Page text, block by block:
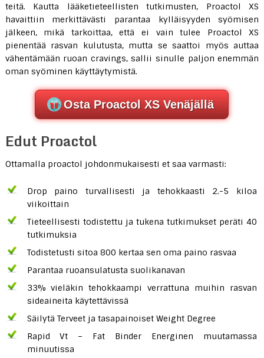
teitä. Kautta lääketieteellisten tutkimusten, Proactol XS
havaittiin merkittävästi parantaa kylläisyyden syömisen
jälkeen, mikä tarkoittaa, että ei vain tulee Proactol XS
pienentää rasvan kulutusta, mutta se saattoi myös auttaa
vähentämään ruoan cravings, sallii sinulle paljon enemmän
oman syöminen käyttäytymistä.
Osta Proactol XS Venäjällä
Edut Proactol
Ottamalla proactol johdonmukaisesti et saa varmasti:
Drop paino turvallisesti ja tehokkaasti 2.-5 kiloa
viikoittain
Tieteellisesti todistettu ja tukena tutkimukset peräti 40
tutkimuksia
Todistetusti sitoa 800 kertaa sen oma paino rasvaa
Parantaa ruoansulatusta suolikanavan
33% vieläkin tehokkaampi verrattuna muihin rasvan
sideaineita käytettävissä
Säilytä Terveet ja tasapainoiset Weight Degree
Rapid Vt – Fat Binder Energinen muutamassa
minuutissa